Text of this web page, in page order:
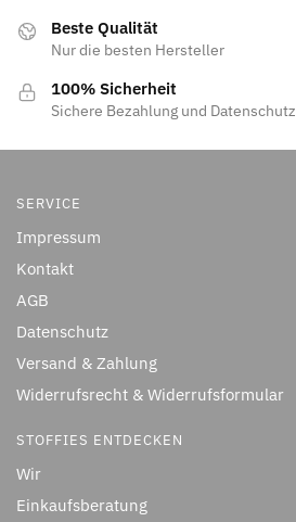
Beste Qualität
Nur die besten Hersteller
100% Sicherheit
Sichere Bezahlung und Datenschutz
SERVICE
Impressum
Kontakt
AGB
Datenschutz
Versand & Zahlung
Widerrufsrecht & Widerrufsformular
STOFFIES ENTDECKEN
Wir
Einkaufsberatung